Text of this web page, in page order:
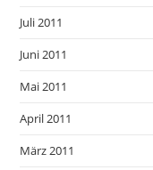
Juli 2011
Juni 2011
Mai 2011
April 2011
März 2011